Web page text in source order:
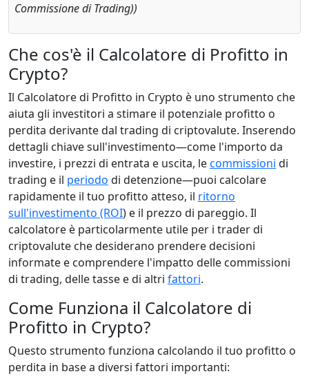
Commissione di Trading))
Che cos'è il Calcolatore di Profitto in
Crypto?
Il Calcolatore di Profitto in Crypto è uno strumento che
aiuta gli investitori a stimare il potenziale profitto o
perdita derivante dal trading di criptovalute. Inserendo
dettagli chiave sull'investimento—come l'importo da
investire, i prezzi di entrata e uscita, lecommissioni di
trading e il periodo di detenzione—puoi calcolare
rapidamente il tuo profitto atteso, il ritorno
sull'investimento (ROI) e il prezzo di pareggio. Il
calcolatore è particolarmente utile per i trader di
criptovalute che desiderano prendere decisioni
informate e comprendere l'impatto delle commissioni
di trading, delle tasse e di altri fattori.
Come Funziona il Calcolatore di
Profitto in Crypto?
Questo strumento funziona calcolando il tuo profitto o
perdita in base a diversi fattori importanti: